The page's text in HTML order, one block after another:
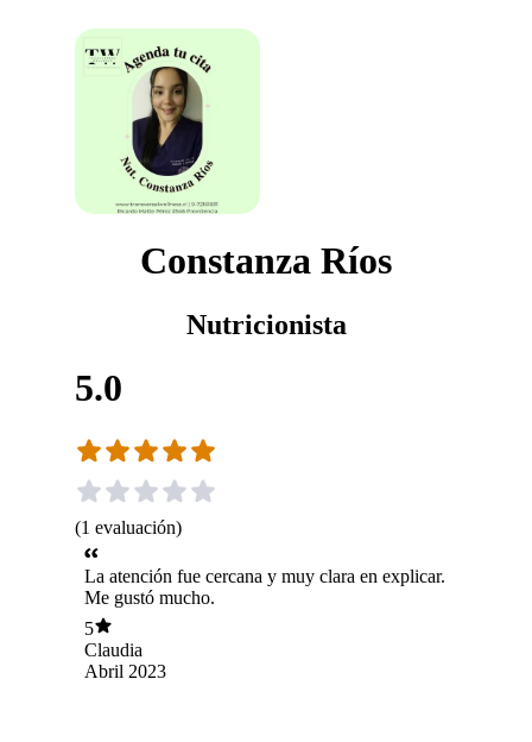
Constanza Ríos
Nutricionista
5.0
(1 evaluación)
La atención fue cercana y muy clara en explicar.
Me gustó mucho.
5
Claudia
Abril 2023